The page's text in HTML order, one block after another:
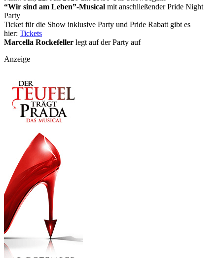
“Wir sind am Leben”-Musical mit anschließender Pride Night
Party
Ticket für die Show inklusive Party und Pride Rabatt gibt es
hier: Tickets
Marcella Rockefeller legt auf der Party auf
Anzeige